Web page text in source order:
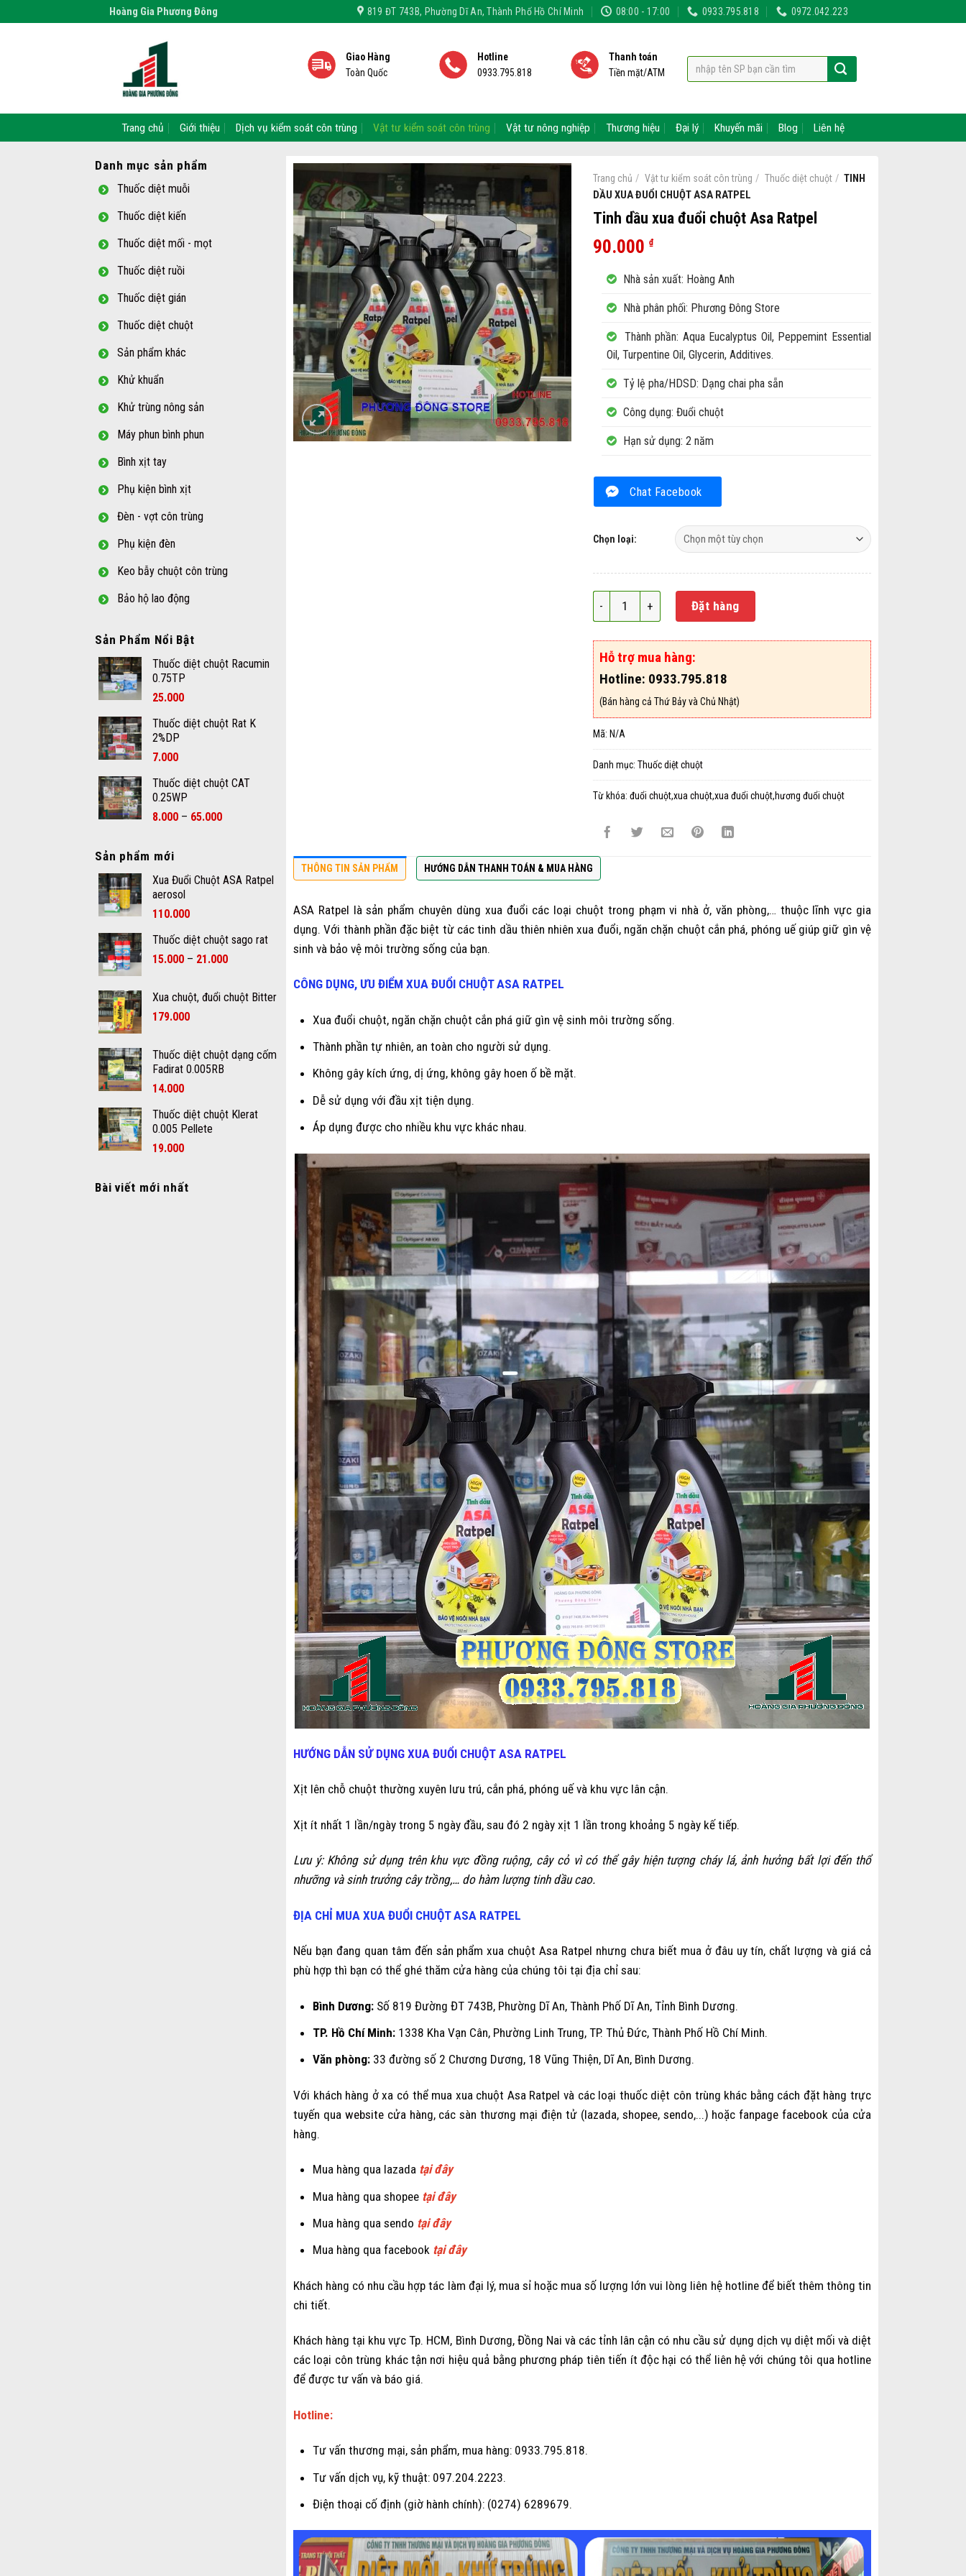
Hoàng Gia Phương Đông 819 ĐT 743B, Phường Dĩ An, Thành Phố Hồ Chí Minh 08:00 - 17:00 0933.795.818 0972.042.223
Giao Hàng
Toàn Quốc
Hotline
0933.795.818
Thanh toán
Tiền mặt/ATM
Trang chủ Giới thiệu Dịch vụ kiểm soát côn trùng Vật tư kiểm soát côn trùng Vật tư nông nghiệp Thương hiệu Đại lý Khuyến mãi Blog Liên hệ
Danh mục sản phẩm
Thuốc diệt muỗi
Thuốc diệt kiến
Thuốc diệt mối - mọt
Thuốc diệt ruồi
Thuốc diệt gián
Thuốc diệt chuột
Sản phẩm khác
Khử khuẩn
Khử trùng nông sản
Máy phun bình phun
Bình xịt tay
Phụ kiện bình xịt
Đèn - vợt côn trùng
Phụ kiện đèn
Keo bẫy chuột côn trùng
Bảo hộ lao động
Sản Phẩm Nổi Bật
Thuốc diệt chuột Racumin
0.75TP
25.000
Thuốc diệt chuột Rat K
2%DP
7.000
Thuốc diệt chuột CAT
0.25WP
8.000 – 65.000
Sản phẩm mới
Xua Đuổi Chuột ASA Ratpel
aerosol
110.000
Thuốc diệt chuột sago rat
15.000 – 21.000
Xua chuột, đuổi chuột Bitter
179.000
Thuốc diệt chuột dạng cốm
Fadirat 0.005RB
14.000
Thuốc diệt chuột Klerat
0.005 Pellete
19.000
Bài viết mới nhất
Trang chủ / Vật tư kiểm soát côn trùng / Thuốc diệt chuột / TINH
DẦU XUA ĐUỔI CHUỘT ASA RATPEL
Tinh dầu xua đuổi chuột Asa Ratpel
90.000 ₫
Nhà sản xuất: Hoàng Anh
Nhà phân phối: Phương Đông Store
Thành phần: Aqua Eucalyptus Oil, Peppemint Essential
Oil, Turpentine Oil, Glycerin, Additives.
Tỷ lệ pha/HDSD: Dạng chai pha sẵn
Công dụng: Đuổi chuột
Hạn sử dụng: 2 năm
Chat Facebook
Chọn loại:
Tinh dầu xua đuổi chuột Asa Ratpel số lượng
Đặt hàng
Hỗ trợ mua hàng:
Hotline: 0933.795.818
(Bán hàng cả Thứ Bảy và Chủ Nhật)
Mã: N/A
Danh mục: Thuốc diệt chuột
Từ khóa: đuổi chuột,xua chuột,xua đuổi chuột,hương đuổi chuột
THÔNG TIN SẢN PHẨM HƯỚNG DẪN THANH TOÁN & MUA HÀNG
ASA Ratpel là sản phẩm chuyên dùng xua đuổi các loại chuột trong phạm vi nhà ở, văn phòng,… thuộc lĩnh vực gia
dụng. Với thành phần đặc biệt từ các tinh dầu thiên nhiên xua đuổi, ngăn chặn chuột cắn phá, phóng uế giúp giữ gìn vệ
sinh và bảo vệ môi trường sống của bạn.
CÔNG DỤNG, ƯU ĐIỂM XUA ĐUỔI CHUỘTASA RATPEL
Xua đuổi chuột, ngăn chặn chuột cắn phá giữ gìn vệ sinh môi trường sống.
Thành phần tự nhiên, an toàn cho người sử dụng.
Không gây kích ứng, dị ứng, không gây hoen ố bề mặt.
Dễ sử dụng với đầu xịt tiện dụng.
Áp dụng được cho nhiều khu vực khác nhau.
HƯỚNG DẪN SỬ DỤNG XUA ĐUỔI CHUỘT ASA RATPEL
Xịt lên chỗ chuột thường xuyên lưu trú, cắn phá, phóng uế và khu vực lân cận.
Xịt ít nhất 1 lần/ngày trong 5 ngày đầu, sau đó 2 ngày xịt 1 lần trong khoảng 5 ngày kế tiếp.
Lưu ý: Không sử dụng trên khu vực đồng ruộng, cây cỏ vì có thể gây hiện tượng cháy lá, ảnh hưởng bất lợi đến thổ
nhưỡng và sinh trưởng cây trồng,… do hàm lượng tinh dầu cao.
ĐỊA CHỈ MUA XUA ĐUỔI CHUỘTASA RATPEL
Nếu bạn đang quan tâm đến sản phẩm xua chuộtAsa Ratpel nhưng chưa biết mua ở đâu uy tín, chất lượng và giá cả
phù hợp thì bạn có thể ghé thăm cửa hàng của chúng tôi tại địa chỉ sau:
Bình Dương: Số 819 Đường ĐT 743B, Phường Dĩ An, Thành Phố Dĩ An, Tỉnh Bình Dương.
TP. Hồ Chí Minh: 1338 Kha Vạn Cân, Phường Linh Trung, TP. Thủ Đức, Thành Phố Hồ Chí Minh.
Văn phòng: 33 đường số 2 Chương Dương, 18 Vũng Thiện, Dĩ An, Bình Dương.
Với khách hàng ở xa có thể mua xua chuột Asa Ratpel và các loại thuốc diệt côn trùng khác bằng cách đặt hàng trực
tuyến qua website cửa hàng, các sàn thương mại điện tử (lazada, shopee, sendo,...) hoặcfanpage facebook của cửa
hàng.
Mua hàng qua lazada tại đây
Mua hàng qua shopee tại đây
Mua hàng qua sendo tại đây
Mua hàng qua facebook tại đây
Khách hàng có nhu cầu hợp tác làm đại lý, mua sỉ hoặc mua số lượng lớn vui lòng liên hệ hotline để biết thêm thông tin
chi tiết.
Khách hàng tại khu vực Tp. HCM, Bình Dương, Đồng Nai và các tỉnh lân cận có nhu cầu sử dụng dịch vụ diệt mối và diệt
các loại côn trùng khác tận nơi hiệu quả bằng phương pháp tiên tiến ít độc hại có thể liên hệ với chúng tôi qua hotline
để được tư vấn và báo giá.
Hotline:
Tư vấn thương mại, sản phẩm, mua hàng: 0933.795.818.
Tư vấn dịch vụ, kỹ thuật: 097.204.2223.
Điện thoại cố định (giờ hành chính): (0274) 6289679.